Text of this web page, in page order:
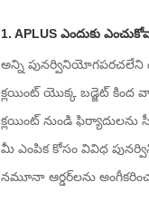
1. APLUS ఎందుకు
అన్ని పునర్వినియోగపరచలేని
క్లయింట్ యొక్క బడ్జెట్ కింద
క్లయింట్ నుండి ఫిర్యాదులను
మీ ఎంపిక కోసం వివిధ
నమూనా ఆర్డర్‌లను